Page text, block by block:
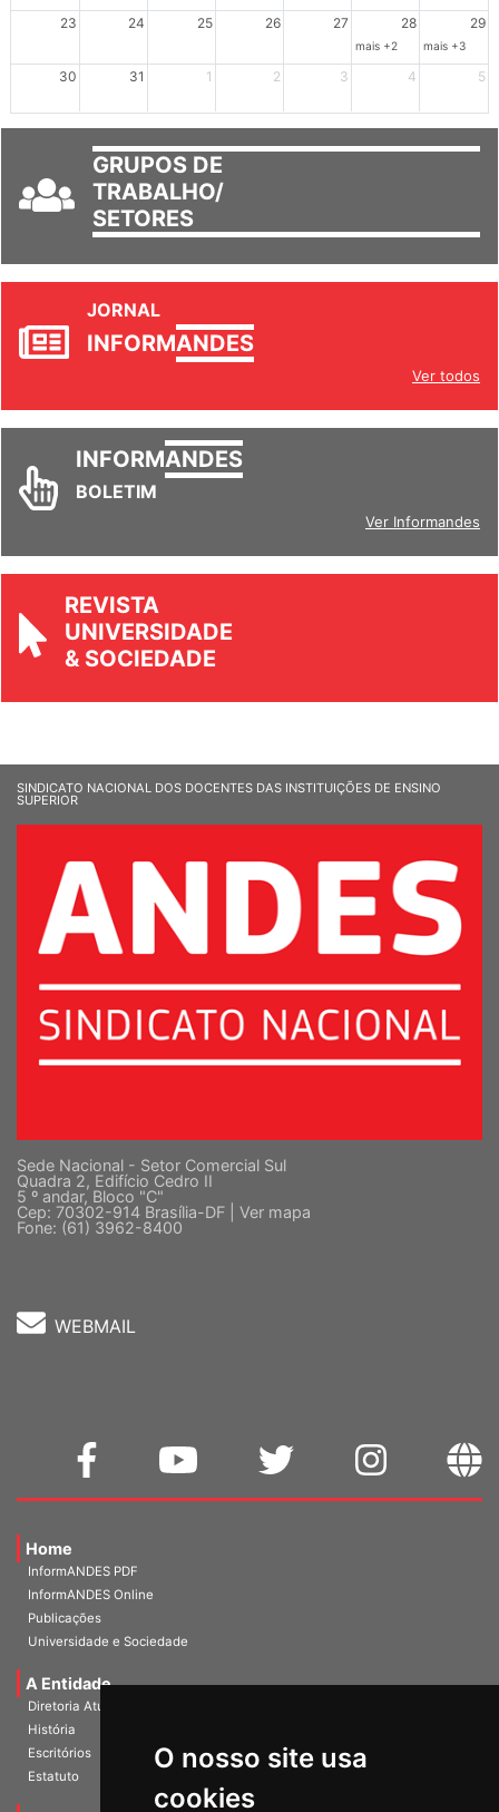
O nosso site usa
cookies
23 24 25 26 27 28 29
mais +2 mais +3
30 31 1 2 3 4 5
GRUPOS DE
TRABALHO/
SETORES
JORNAL
INFORMANDES
Ver todos
INFORMANDES
BOLETIM
Ver Informandes
REVISTA
UNIVERSIDADE
& SOCIEDADE
SINDICATO NACIONAL DOS DOCENTES DAS INSTITUIÇÕES DE ENSINO
SUPERIOR
Sede Nacional - Setor Comercial Sul
Quadra 2, Edifício Cedro II
5 º andar, Bloco "C"
Cep: 70302-914 Brasília-DF | Ver mapa
Fone: (61) 3962-8400
WEBMAIL
Home
InformANDES PDF
InformANDES Online
Publicações
Universidade e Sociedade
A Entidade
Diretoria Atual
História
Escritórios
Estatuto